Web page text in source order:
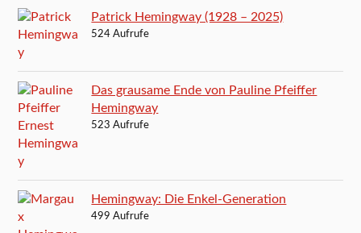
Patrick Hemingway (1928 – 2025)
524 Aufrufe
Das grausame Ende von Pauline Pfeiffer
Hemingway
523 Aufrufe
Hemingway: Die Enkel-Generation
499 Aufrufe